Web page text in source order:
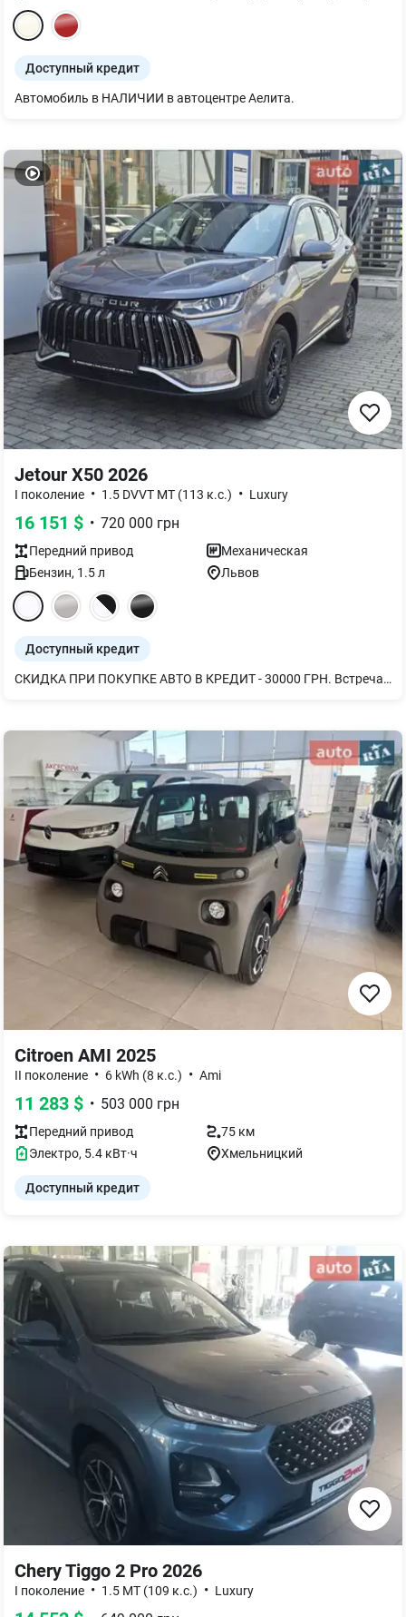
Доступный кредит
Автомобиль в НАЛИЧИИ в автоцентре Аелита.
Jetour X50 2026
I поколение • 1.5 DVVT MT (113 к.с.) • Luxury
16 151 $ • 720 000 грн
Передний привод
Механическая
Бензин, 1.5л Львов
Доступный кредит
СКИДКА ПРИ ПОКУПКЕ АВТО В КРЕДИТ - 30000 ГРН. Встречайте новый Jetour X50! Также доступны черный и белый цвета без доплаты. Сочетание яркого дизайна и динамичного вида. Линии кузова добавляют современности и изысканного стиля, подчеркивая его привлекательность Решетка радиатора с четкими и выразительными линиями, которые придают автомобилю уникальный вид на дороге 10,25 дюймовый мультимедийный экран с украинским языком и поддержкой Apple Carplay & Android Auto Интерьер автомобиля выполнен в темных тонах с контрастными красными вставками из современных материалов. В комплектации Премиум доступен подогрев лобового стекла, руля, передних и задних сидений, все, что нужно для комфортного вождения!
Citroen AMI 2025
II поколение • 6 kWh (8 к.с.) • Ami
11 283 $ • 503 000 грн
Передний привод
75 км
Электро, 5.4 кВт·ч Хмельницкий
Доступный кредит
Chery Tiggo 2 Pro 2026
I поколение • 1.5 MT (109 к.с.) • Luxury